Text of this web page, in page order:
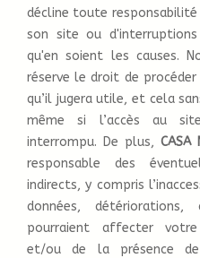
décline toute
son site ou
qu'en soient les causes.
réserve le droit de
qu’il jugera utile, et cela
même si l’accès au
interrompu. De plus, CASA
responsable des
indirects, y compris
données,
pourraient affecter votre
et/ou de la présence